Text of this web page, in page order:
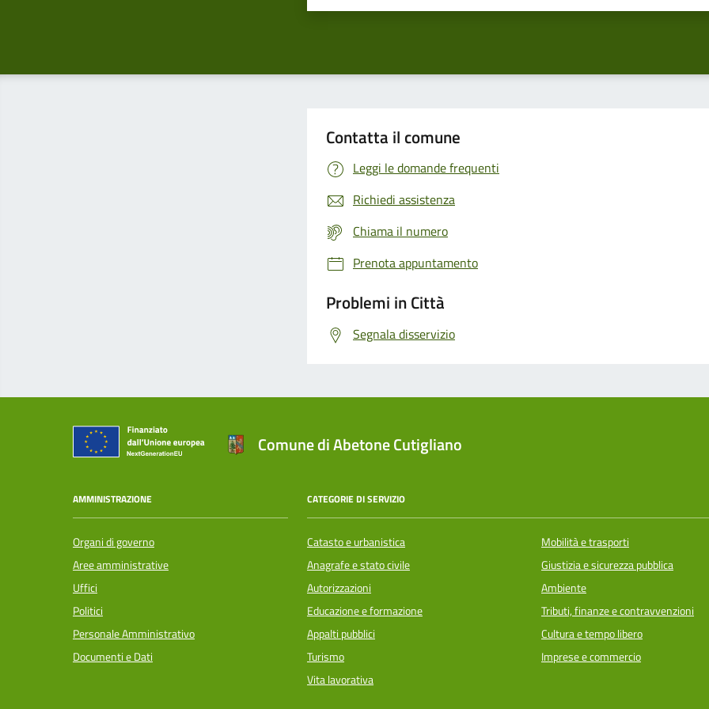
Contatta il comune
Leggi le domande frequenti
Richiedi assistenza
Chiama il numero
Prenota appuntamento
Problemi in Città
Segnala disservizio
Comune di Abetone Cutigliano
AMMINISTRAZIONE
Organi di governo
Aree amministrative
Uffici
Politici
Personale Amministrativo
Documenti e Dati
CATEGORIE DI SERVIZIO
Catasto e urbanistica
Anagrafe e stato civile
Autorizzazioni
Educazione e formazione
Appalti pubblici
Turismo
Vita lavorativa
Mobilità e trasporti
Giustizia e sicurezza pubblica
Ambiente
Tributi, finanze e contravvenzioni
Cultura e tempo libero
Imprese e commercio